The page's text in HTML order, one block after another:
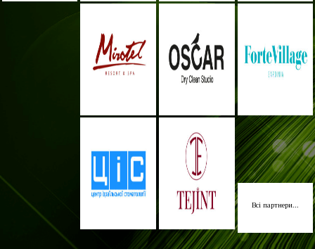
Всі партнери...